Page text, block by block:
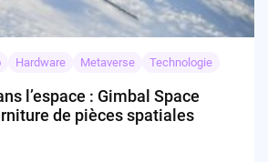
Hardware Metaverse Technologie
l’espace : Gimbal Space
de pièces spatiales